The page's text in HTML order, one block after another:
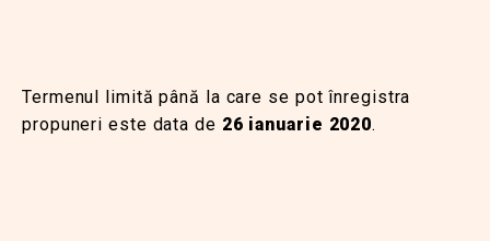
Termenul limită până la care se pot înregistra
propuneri este data de 26 ianuarie 2020.